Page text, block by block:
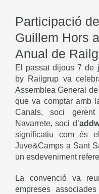
Participació
Guillem Hors
Anual de
El passat dijous 7 de
by Railgrup va
Assemblea General
que va comptar amb
Canals, soci
Navarrete, soci d’
significatiu com és
Juve&Camps a Sant
un esdeveniment
La convenció va
empreses